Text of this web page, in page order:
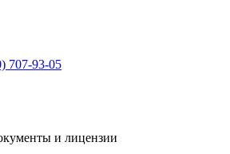
707-93-05
и лицензии